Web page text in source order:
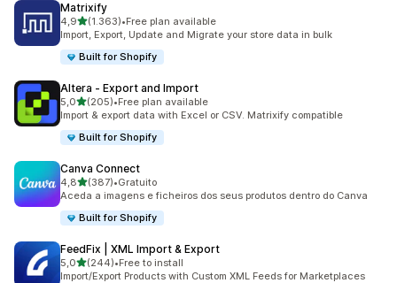
Matrixify
4,9de 5 estrelas
(1.363)
1363 total de avaliações
•Free plan available
Import, Export, Update and Migrate your store data in bulk
Built for Shopify
Altera ‑ Export and Import
5,0de 5 estrelas
(205)
205 total de avaliações
•Free plan available
Import & export data with Excel or CSV. Matrixify compatible
Built for Shopify
Canva Connect
4,8de 5 estrelas
(387)
387 total de avaliações
•Gratuito
Aceda a imagens e ficheiros dos seus produtos dentro do Canva
Built for Shopify
FeedFix | XML Import & Export
5,0de 5 estrelas
(244)
244 total de avaliações
•Free to install
Import/Export Products with Custom XML Feeds for Marketplaces